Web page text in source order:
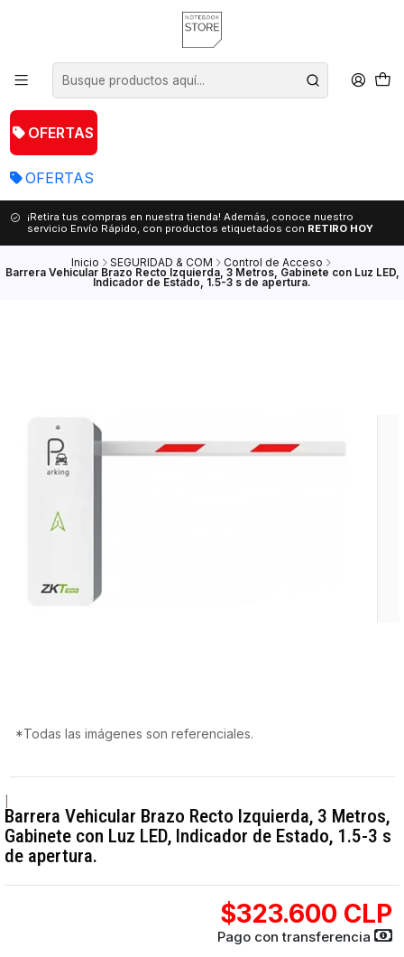
OFERTAS
OFERTAS
¡Retira tus compras en nuestra tienda! Además, conoce nuestro
servicio Envío Rápido, con productos etiquetados con RETIRO HOY
Inicio SEGURIDAD & COM Control de Acceso
Barrera Vehicular Brazo Recto Izquierda, 3 Metros, Gabinete con Luz LED,
Indicador de Estado, 1.5-3 s de apertura.
*Todas las imágenes son referenciales.
Barrera Vehicular Brazo Recto Izquierda, 3 Metros,
Gabinete con Luz LED, Indicador de Estado, 1.5-3 s
de apertura.
$323.600 CLP
Pago con transferencia